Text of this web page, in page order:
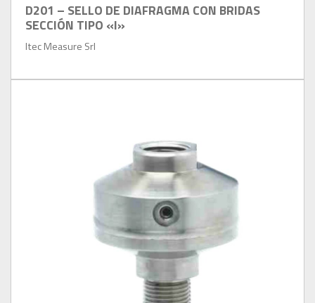
D201 – SELLO DE DIAFRAGMA CON BRIDAS
SECCIÓN TIPO «I»
Itec Measure Srl